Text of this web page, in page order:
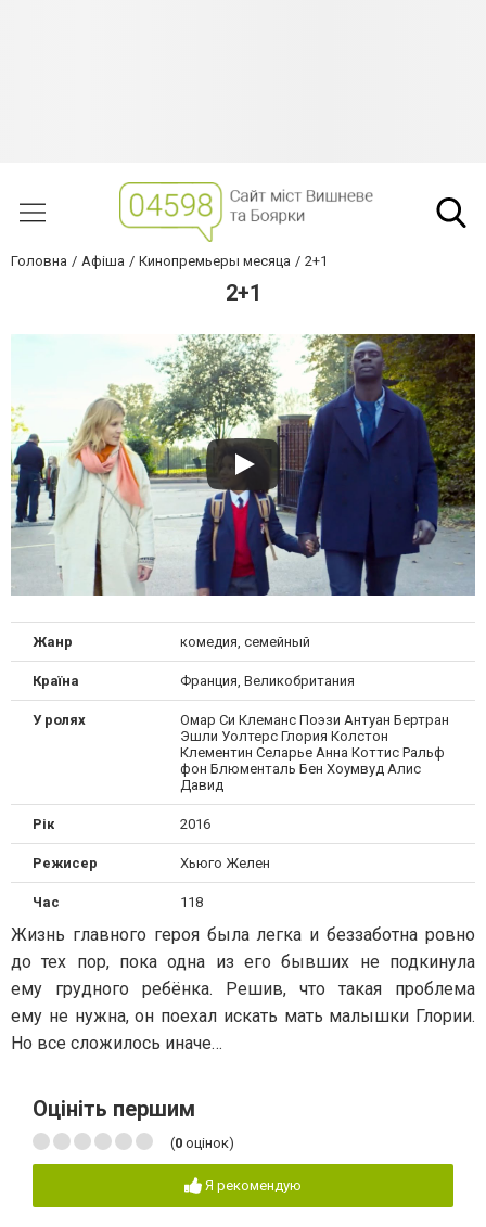
Головна Афіша Кинопремьеры месяца 2+1
2+1
Жанр комедия, семейный
Країна Франция, Великобритания
У ролях
Омар Си Клеманс Поэзи Антуан Бертран
Эшли Уолтерс Глория Колстон
Клементин Селарье Анна Коттис Ральф
фон Блюменталь Бен Хоумвуд Алис
Давид
Рік 2016
Режисер Хьюго Желен
Час 118
Жизнь главного героя была легка и беззаботна ровно
до тех пор, пока одна из его бывших не подкинула
ему грудного ребёнка. Решив, что такая проблема
ему не нужна, он поехал искать мать малышки Глории.
Но все сложилось иначе…
Оцініть першим
(0 оцінок)
Я рекомендую